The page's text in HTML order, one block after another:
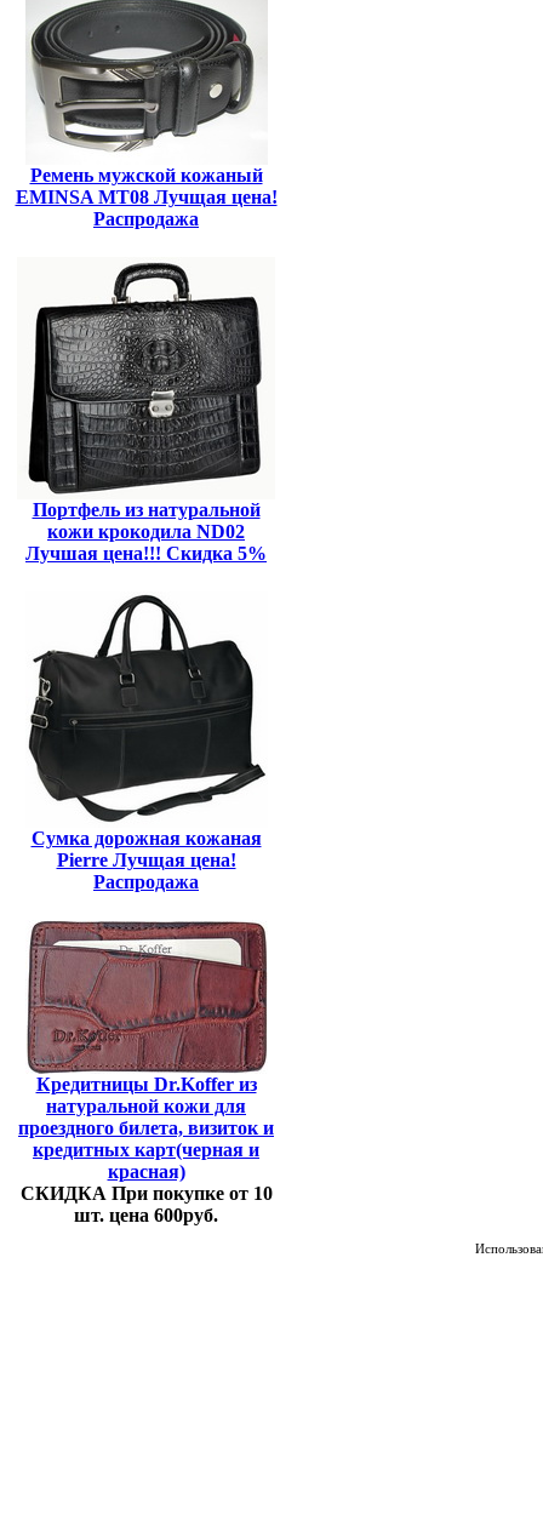
Ремень мужской кожаный
EMINSA MT08 Лучщая цена!
Распродажа
Портфель из натуральной
кожи крокодила ND02
Лучшая цена!!! Скидка 5%
Сумка дорожная кожаная
Pierre Лучщая цена!
Распродажа
Кредитницы Dr.Koffer из
натуральной кожи для
проездного билета, визиток и
кредитных карт(черная и
красная)
СКИДКА При покупке от 10
шт. цена 600руб.